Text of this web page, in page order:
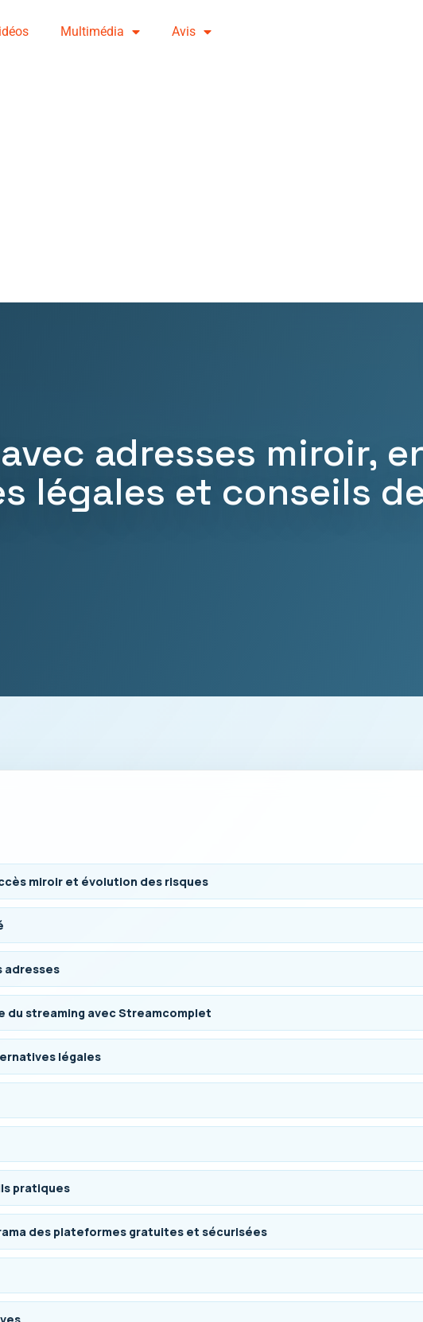
Multimédia Avis
adresses miroir,
légales et conseils
miroir et évolution des risques
adresses
du streaming avec Streamcomplet
légales
pratiques
des plateformes gratuites et sécurisées